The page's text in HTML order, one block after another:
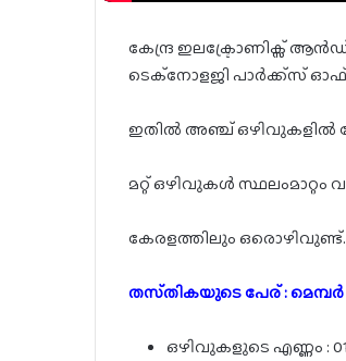
കേന്ദ്ര ഇലക്ട്രോണിക്സ്
ടെക്നോളജി പാർക്ക്സ് ഓഫ്
ഇതിൽ അഞ്ച് ഒഴിവുകളിൽ
മറ്റ് ഒഴിവുകൾ സ്ഥലംമാറ്റം
കേരളത്തിലും ഒരൊഴിവുണ്ട്.
തസ്‌തികയുടെ പേര് : മെമ്പർ
ഒഴിവുകളുടെ എണ്ണം :